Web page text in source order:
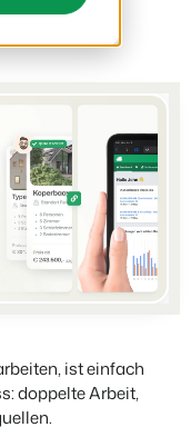
-tools.
Fakten beruhen.
kennen.
ist einfach
doppelte Arbeit,